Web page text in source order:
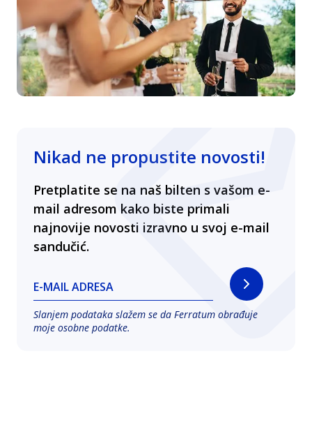
Nikad ne propustite novosti!
Pretplatite se na naš bilten s vašom e-
mail adresom kako biste primali
najnovije novosti izravno u svoj e-mail
sandučić.
E-MAIL ADRESA
Slanjem podataka slažem se da Ferratum obrađuje
moje osobne podatke.